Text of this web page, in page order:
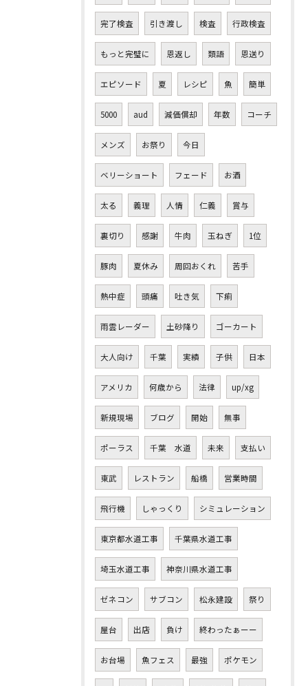
完了検査 引き渡し 検査 行政検査
もっと完璧に 恩返し 類語 恩送り
エピソード 夏 レシピ 魚 簡単
5000 aud 減価償却 年数 コーチ
メンズ お祭り 今日
ベリーショート フェード お酒
太る 義理 人情 仁義 賞与
裏切り 感謝 牛肉 玉ねぎ 1位
豚肉 夏休み 周回おくれ 苦手
熱中症 頭痛 吐き気 下痢
雨雲レーダー 土砂降り ゴーカート
大人向け 千葉 実績 子供 日本
アメリカ 何歳から 法律 up/xg
新規現場 ブログ 開始 無事
ポーラス 千葉 水道 未来 支払い
東武 レストラン 船橋 営業時間
飛行機 しゃっくり シミュレーション
東京都水道工事 千葉県水道工事
埼玉水道工事 神奈川県水道工事
ゼネコン サブコン 松永建設 祭り
屋台 出店 負け 終わったぁーー
お台場 魚フェス 最強 ポケモン